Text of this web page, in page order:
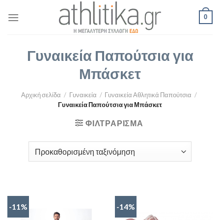
0
Γυναικεία Παπούτσια για
Μπάσκετ
Αρχική σελίδα / Γυναικεία / Γυναικεία Αθλητικά Παπούτσια /
Γυναικεία Παπούτσια για Μπάσκετ
ΦΙΛΤΡΆΡΙΣΜΑ
-11% -14%